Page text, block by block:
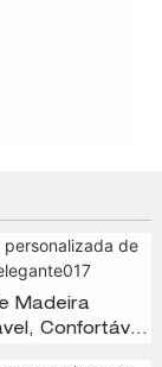
Madeira
Confortável